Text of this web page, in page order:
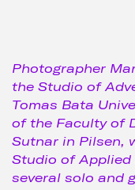
Photographer
the Studio of
Tomas Bata
of the Faculty of
Sutnar in Pilsen,
Studio of Applied
several solo and